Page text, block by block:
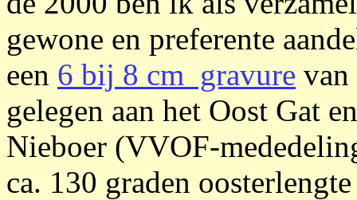
gewone en preferente
een 6 bij 8 cm gravure
gelegen aan het Oost Gat
Nieboer (VVOF-
ca. 130 graden